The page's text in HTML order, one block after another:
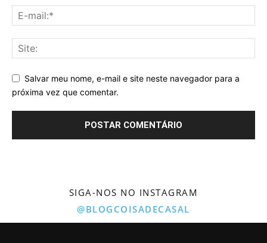
Salvar meu nome, e-mail e site neste navegador para a
próxima vez que comentar.
SIGA-NOS NO INSTAGRAM
@BLOGCOISADECASAL